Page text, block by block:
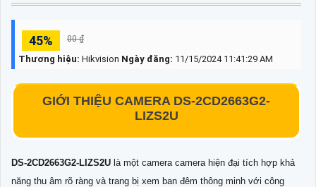
45% 00 ₫
Thương hiệu: Hikvision Ngày đăng: 11/15/2024 11:41:29 AM
GIỚI THIỆU CAMERA DS-2CD2663G2-
LIZS2U
DS-2CD2663G2-LIZS2U là một camera camera hiện đại tích hợp khả
năng thu âm rõ ràng và trang bị xem ban đêm thông minh với công